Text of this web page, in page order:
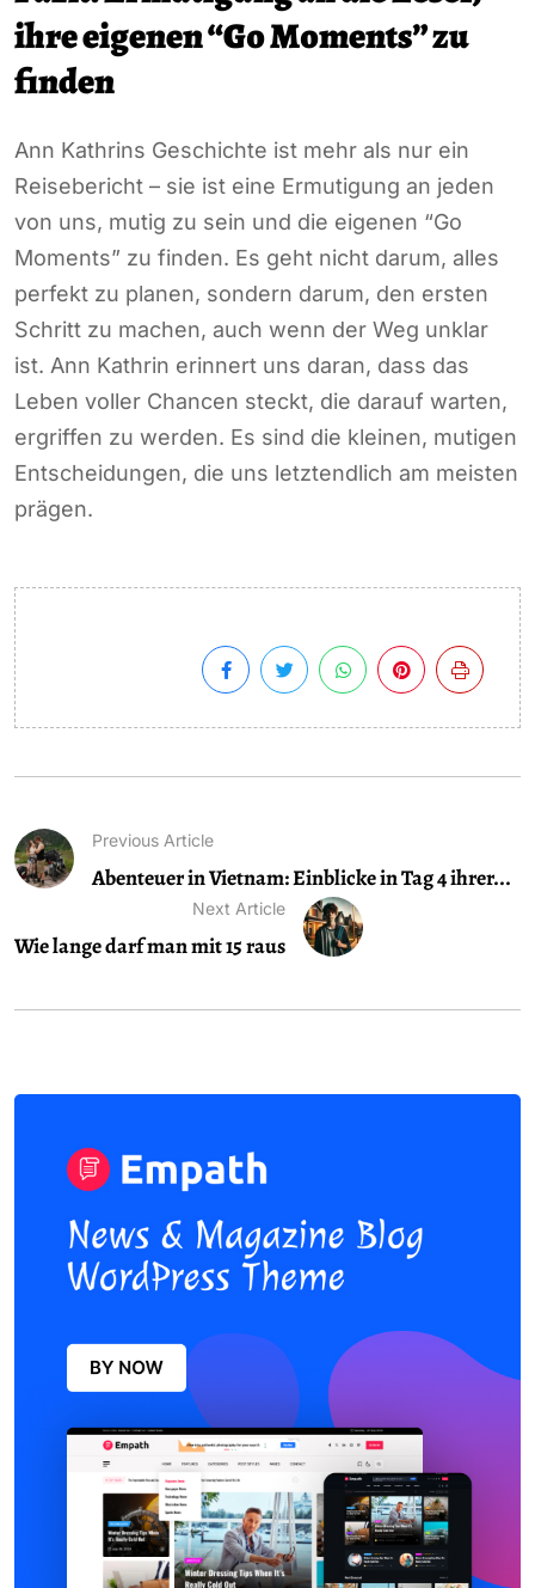
ihre eigenen “Go Moments” zu
finden
Ann Kathrins Geschichte ist mehr als nur ein
Reisebericht – sie ist eine Ermutigung an jeden
von uns, mutig zu sein und die eigenen “Go
Moments” zu finden. Es geht nicht darum, alles
perfekt zu planen, sondern darum, den ersten
Schritt zu machen, auch wenn der Weg unklar
ist. Ann Kathrin erinnert uns daran, dass das
Leben voller Chancen steckt, die darauf warten,
ergriffen zu werden. Es sind die kleinen, mutigen
Entscheidungen, die uns letztendlich am meisten
prägen.
Previous Article
Abenteuer in Vietnam: Einblicke in Tag 4 ihrer...
Next Article
Wie lange darf man mit 15 raus